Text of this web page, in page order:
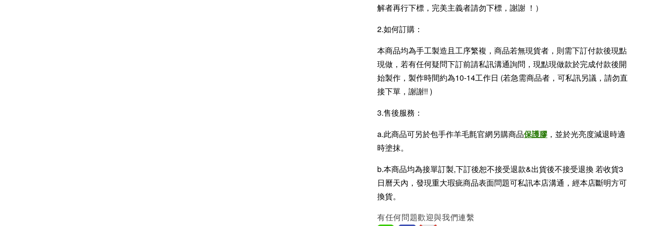
解者再行下標，完美主義者請勿下標，謝謝 ！）
2.如何訂購：
本商品均為手工製造且工序繁複，商品若無現貨者，則需下訂付款後現點
現做，若有任何疑問下訂前請私訊溝通詢問，現點現做款於完成付款後開
始製作，製作時間約為10-14工作日 (若急需商品者，可私訊另議，請勿直
接下單，謝謝!! )
3.售後服務：
a.此商品可另於包手作羊毛氈官網另購商品保護膠，並於光亮度減退時適
時塗抹。
b.本商品均為接單訂製,下訂後恕不接受退款&出貨後不接受退換 若收貨3
日曆天內，發現重大瑕疵商品表面問題可私訊本店溝通，經本店斷明方可
換貨。
有任何問題歡迎與我們連繫